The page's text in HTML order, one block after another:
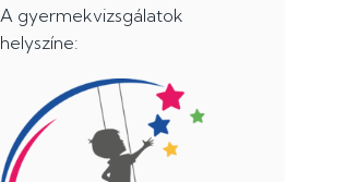
A gyermekvizsgálatok
helyszíne: